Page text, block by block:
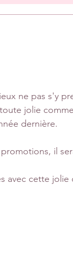
IC Florence
ne pas s'y
jolie
dernière.
il
avec cette jolie